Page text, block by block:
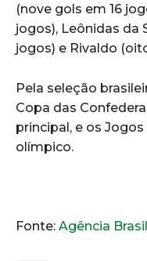
(nove gols em 16
jogos), Leônidas da
jogos) e Rivaldo
Pela seleção
Copa das
principal, e os
olímpico.
Fonte: Agência Brasil